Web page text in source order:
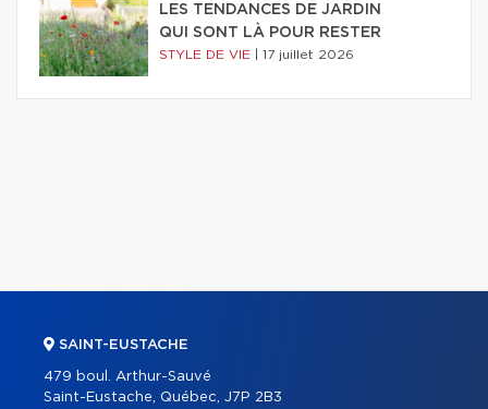
LES TENDANCES DE JARDIN
QUI SONT LÀ POUR RESTER
STYLE DE VIE 17 juillet 2026
SAINT-EUSTACHE
479 boul. Arthur-Sauvé
Saint-Eustache, Québec, J7P 2B3